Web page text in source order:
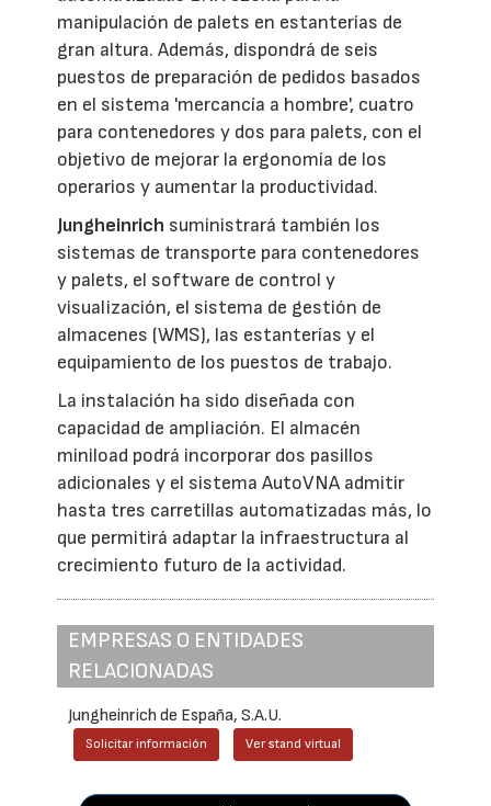
manipulación de palets en estanterías de
gran altura. Además, dispondrá de seis
puestos de preparación de pedidos basados
en el sistema 'mercancía a hombre', cuatro
para contenedores y dos para palets, con el
objetivo de mejorar la ergonomía de los
operarios y aumentar la productividad.
Jungheinrich suministrará también los
sistemas de transporte para contenedores
y palets, el software de control y
visualización, el sistema de gestión de
almacenes (WMS), las estanterías y el
equipamiento de los puestos de trabajo.
La instalación ha sido diseñada con
capacidad de ampliación. El almacén
miniload podrá incorporar dos pasillos
adicionales y el sistema AutoVNA admitir
hasta tres carretillas automatizadas más, lo
que permitirá adaptar la infraestructura al
crecimiento futuro de la actividad.
EMPRESAS O ENTIDADES
RELACIONADAS
Jungheinrich de España, S.A.U.
Solicitar información Ver stand virtual